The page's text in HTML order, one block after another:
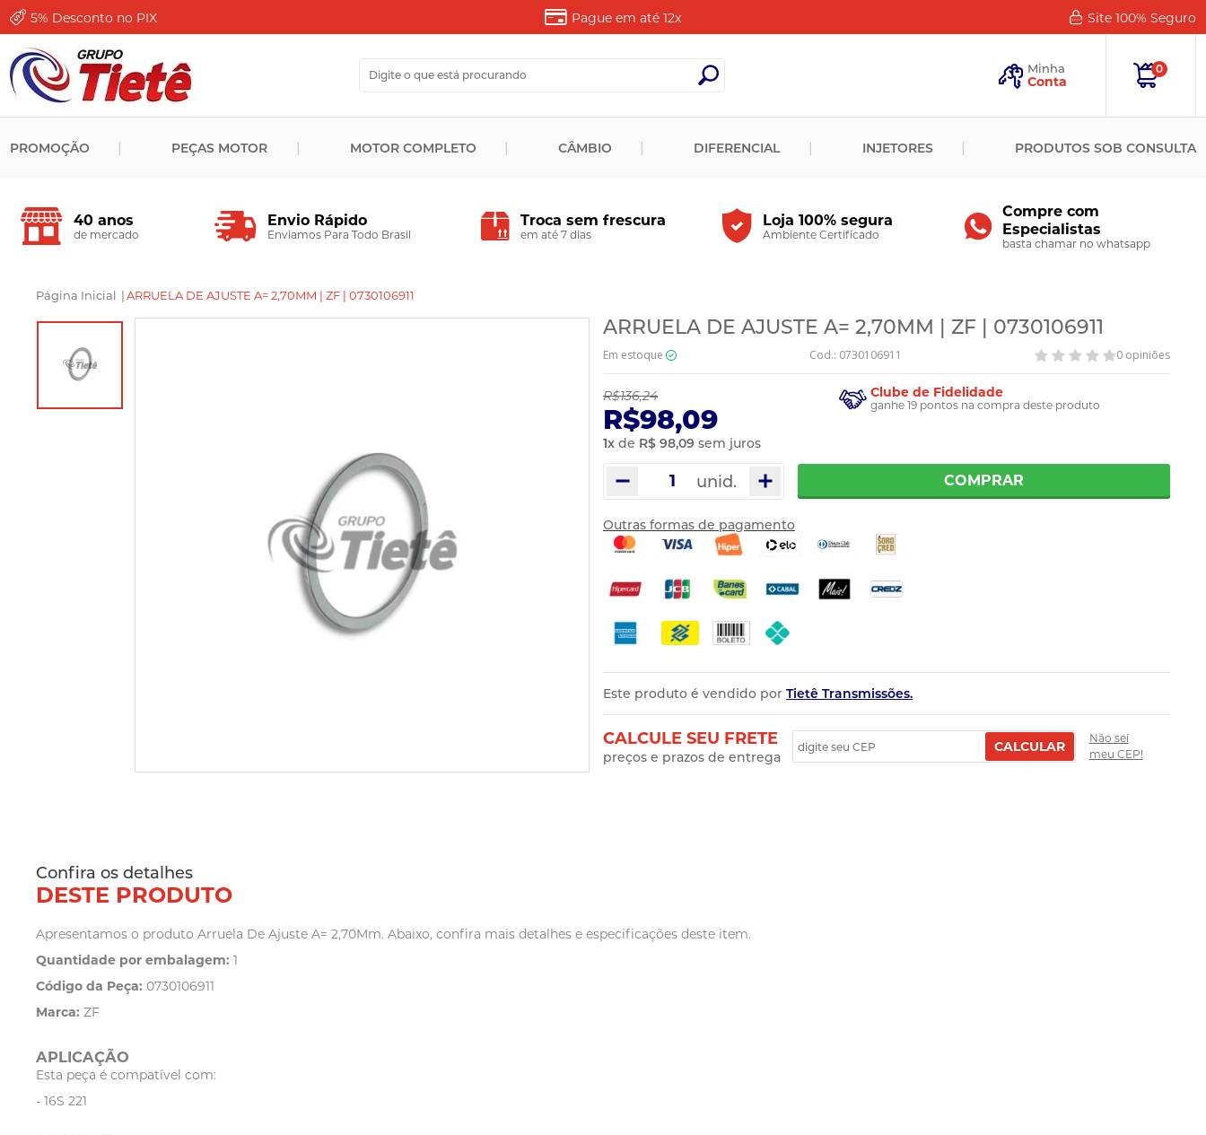
5% Desconto no PIX Pague em até 12x Site 100% Seguro
Minha
Conta
Senha?
Novo
CADASTRAR
0
PROMOÇÃO PEÇAS MOTOR MOTOR COMPLETO CÂMBIO DIFERENCIAL INJETORES PRODUTOS SOB CONSULTA
40 anos
de mercado
Envio Rápido
Enviamos Para Todo Brasil
Troca sem frescura
em até 7 dias
Loja 100% segura
Ambiente Certificado
Compre com
Especialistas
basta chamar no whatsapp
Página Inicial |ARRUELA DE AJUSTE A= 2,70MM | ZF | 0730106911
ARRUELA DE AJUSTE A= 2,70MM | ZF | 0730106911
Em estoque Cod.: 0730106911 0 opiniões
R$136,24
R$98,09
1x de R$ 98,09 sem juros
Clube de Fidelidade
ganhe 19 pontos na compra deste produto
unid. COMPRAR
Outras formas de pagamento
Este produto é vendido por Tietê Transmissões.
CALCULE SEU FRETE
preços e prazos de entrega
CALCULAR
Não sei
meu CEP!
Confira os detalhes
DESTE PRODUTO
Apresentamos o produto Arruela De Ajuste A= 2,70Mm. Abaixo, confira mais detalhes e especificações deste item.
Quantidade por embalagem: 1
Código da Peça: 0730106911
Marca: ZF
APLICAÇÃO
Esta peça é compatível com:
- 16S 221